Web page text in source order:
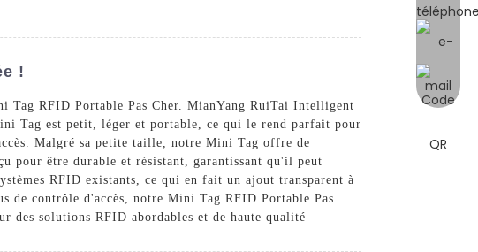
!
Tag RFID Portable Pas Cher. MianYang RuiTai Intelligent
Tag est petit, léger et portable, ce qui le rend parfait pour
Malgré sa petite taille, notre Mini Tag offre de
pour être durable et résistant, garantissant qu'il peut
RFID existants, ce qui en fait un ajout transparent à
de contrôle d'accès, notre Mini Tag RFID Portable Pas
solutions RFID abordables et de haute qualité